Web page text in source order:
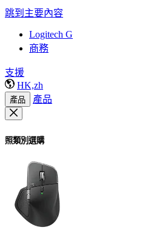
跳到主要內容
Logitech G
商務
支援
HK,zh
產品 產品
照類別選購